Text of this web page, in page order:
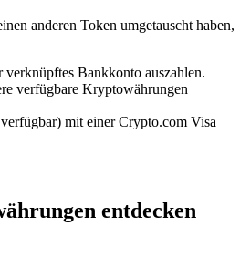
anderen Token umgetauscht haben,
Bankkonto auszahlen.
verfügbare Kryptowährungen
mit einer Crypto.com Visa
entdecken